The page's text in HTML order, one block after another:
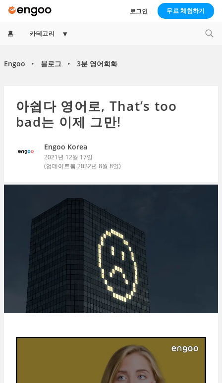
로그인 무료 체험하기
홈 카테고리
Expand
Engoo ► 블로그 ► 3분 영어회화
아쉽다 영어로, That’s too
bad는 이제 그만!
Engoo Korea
2021년 12월 17일
(업데이트됨 2022년 8월 8일)